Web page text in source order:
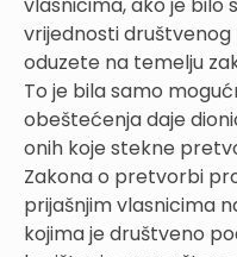
vrijednosti
oduzete na temelju
To je bila samo
obeštećenja daje
onih koje stekne
Zakona o pretvorbi
prijašnjim vlasnicima
kojima je društveno